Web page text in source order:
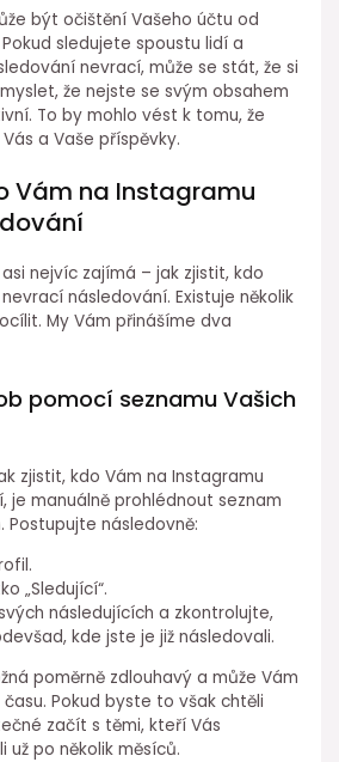
být očištění Vašeho účtu od
sledujete spoustu lidí a
nevrací, může se stát, že si
že nejste se svým obsahem
To by mohlo vést k tomu, že
a Vaše příspěvky.
Vám na Instagramu
nejvíc zajímá – jak zjistit, kdo
následování. Existuje několik
My Vám přinášíme dva
pomocí seznamu Vašich
zjistit, kdo Vám na Instagramu
je manuálně prohlédnout seznam
Postupujte následovně:
„Sledující“.
následujících a zkontrolujte,
kde jste je již následovali.
poměrně zdlouhavý a může Vám
Pokud byste to však chtěli
začít s těmi, kteří Vás
po několik měsíců.